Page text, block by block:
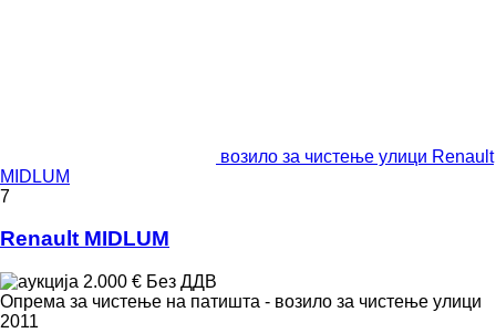
возило за чистење улици Renault
MIDLUM
7
Renault MIDLUM
2.000 € Без ДДВ
Опрема за чистење на патишта - возило за чистење улици
2011